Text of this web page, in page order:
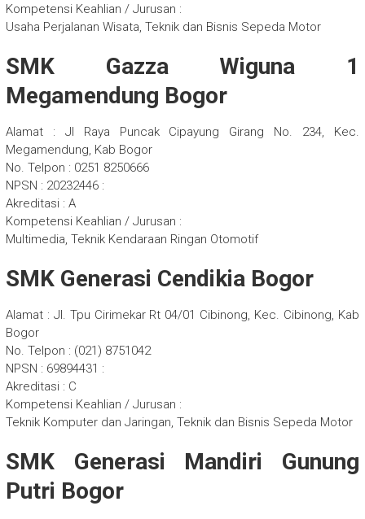
Kompetensi Keahlian / Jurusan :
Usaha Perjalanan Wisata, Teknik dan Bisnis Sepeda Motor
SMK Gazza Wiguna 1
Megamendung Bogor
Alamat : Jl Raya Puncak Cipayung Girang No. 234, Kec.
Megamendung, Kab Bogor
No. Telpon : 0251 8250666
NPSN : 20232446 :
Akreditasi : A
Kompetensi Keahlian / Jurusan :
Multimedia, Teknik Kendaraan Ringan Otomotif
SMK Generasi Cendikia Bogor
Alamat : Jl. Tpu Cirimekar Rt 04/01 Cibinong, Kec. Cibinong, Kab
Bogor
No. Telpon : (021) 8751042
NPSN : 69894431 :
Akreditasi : C
Kompetensi Keahlian / Jurusan :
Teknik Komputer dan Jaringan, Teknik dan Bisnis Sepeda Motor
SMK Generasi Mandiri Gunung
Putri Bogor